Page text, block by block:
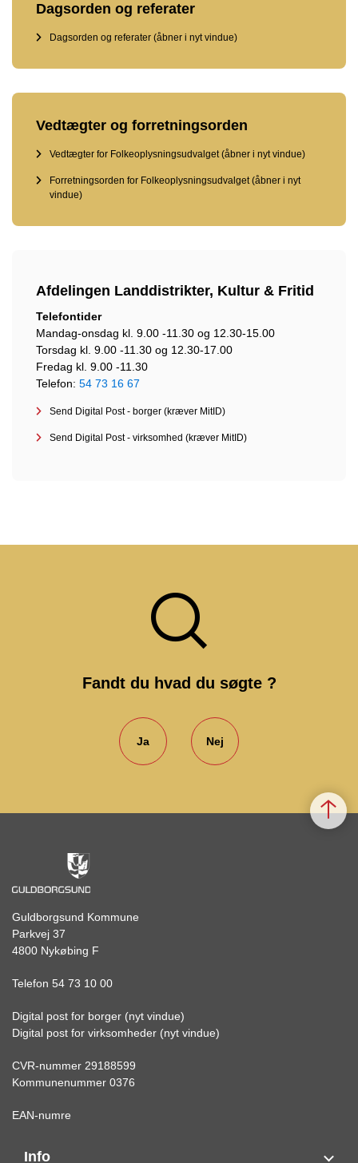
Dagsorden og referater
Dagsorden og referater (åbner i nyt vindue)
Vedtægter og forretningsorden
Vedtægter for Folkeoplysningsudvalget (åbner i nyt vindue)
Forretningsorden for Folkeoplysningsudvalget (åbner i nyt
vindue)
Afdelingen Landdistrikter, Kultur & Fritid
Telefontider
Mandag-onsdag kl. 9.00 -11.30 og 12.30-15.00
Torsdag kl. 9.00 -11.30 og 12.30-17.00
Fredag kl. 9.00 -11.30
Telefon: 54 73 16 67
Send Digital Post - borger (kræver MitID)
Send Digital Post - virksomhed (kræver MitID)
Fandt du hvad du søgte ?
Ja Nej
Guldborgsund Kommune
Parkvej 37
4800 Nykøbing F
Telefon 54 73 10 00
Digital post for borger (nyt vindue)
Digital post for virksomheder (nyt vindue)
CVR-nummer 29188599
Kommunenummer 0376
EAN-numre
Info